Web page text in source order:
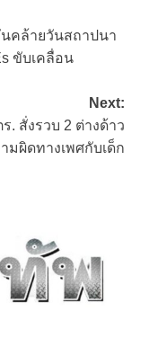
คล้ายวันสถาปนา
ขับเคลื่อน
Next:
. สั่งรวบ 2 ต่างด้าว
ผิดทางเพศกับเด็ก